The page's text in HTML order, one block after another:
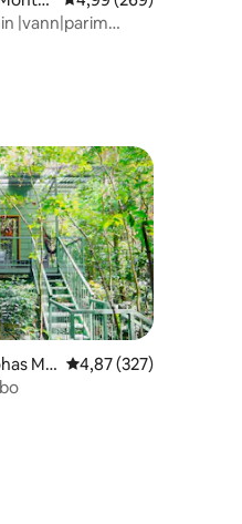
|vann|parim
Mo Keskmine hinnang
4,87 (327)